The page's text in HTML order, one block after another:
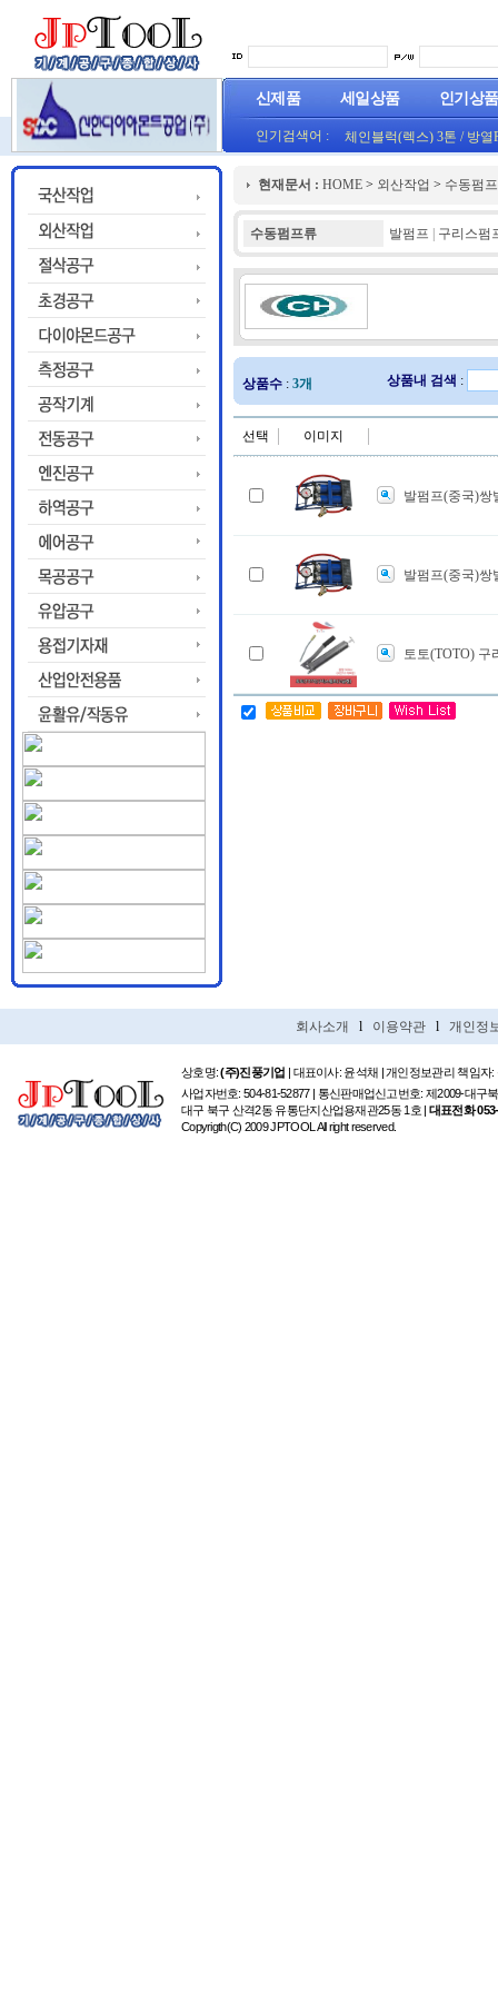
신제품 세일상품 인기상품
인기검색어 : 체인블럭(렉스) 3톤 / 방열
(오렌지) (1롤50M)
프로라인 줄자(코메론)자
현재문서 : HOME > 외산작업 > 수동펌
수동펌프류 발펌프 구리스펌
상품수 : 3개 상품내 검색 :
선택 이미지
발펌프(중국)쌍
발펌프(중국)쌍
토토(TOTO) 구
회사소개 l 이용약관 l 개인정
상호명:(주)진풍기업 | 대표이사: 윤석채 | 개인정보관리 책임자:
사업자번호: 504-81-52877 | 통신판매업신고번호: 제2009-대구
대구 북구 산격2동 유통단지산업용재관25동 1호 | 대표전화
Copyrigth(C) 2009 JPTOOL All right reserved.